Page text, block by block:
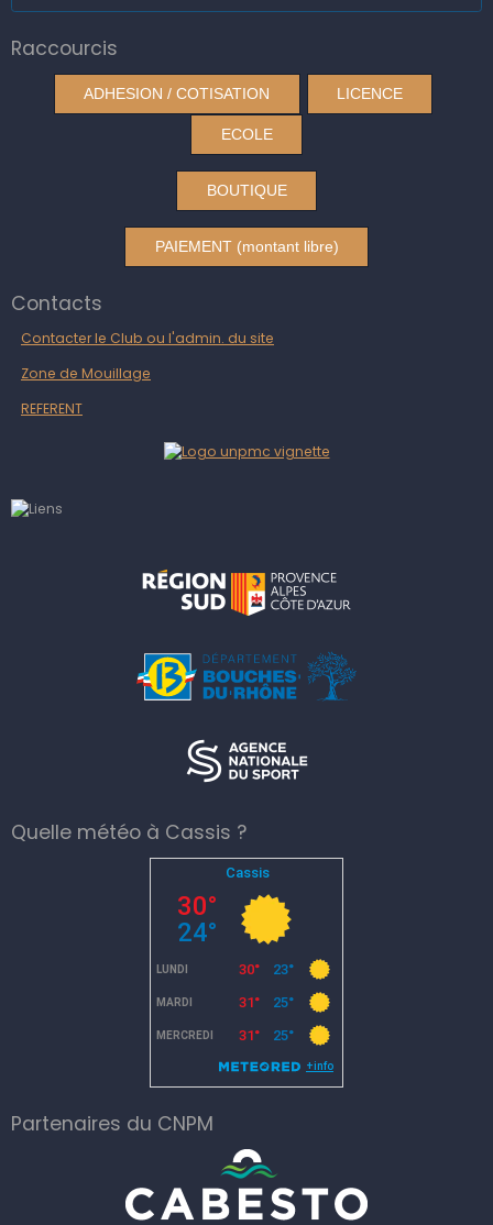
Raccourcis
ADHESION / COTISATION LICENCE
ECOLE
BOUTIQUE
PAIEMENT (montant libre)
Contacts
Contacter le Club ou l'admin. du site
Zone de Mouillage
REFERENT
Quelle météo à Cassis ?
Partenaires du CNPM